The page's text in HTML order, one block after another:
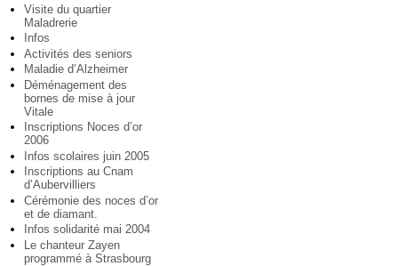
Visite du quartier
Maladrerie
Infos
Activités des seniors
Maladie d’Alzheimer
Déménagement des
bornes de mise à jour
Vitale
Inscriptions Noces d’or
2006
Infos scolaires juin 2005
Inscriptions au Cnam
d’Aubervilliers
Cérémonie des noces d’or
et de diamant.
Infos solidarité mai 2004
Le chanteur Zayen
programmé à Strasbourg